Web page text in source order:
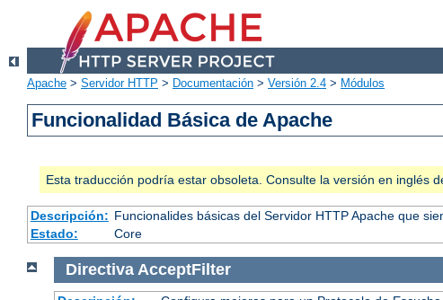
Apache > Servidor HTTP > Documentación > Versión 2.4 > Módulos
Funcionalidad Básica de Apache
Esta traducción podría estar obsoleta. Consulte la versión en inglés
Descripción: Funcionalides básicas del Servidor HTTP Apache que
Estado:
Core
Directiva AcceptFilter